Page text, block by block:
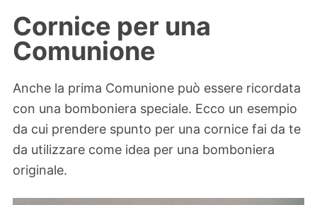
Cornice per una
Comunione
Anche la prima Comunione può essere ricordata
con una bomboniera speciale. Ecco un esempio
da cui prendere spunto per una cornice fai da te
da utilizzare come idea per una bomboniera
originale.